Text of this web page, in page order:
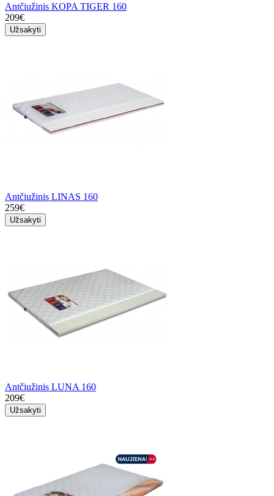
Antčiužinis KOPA TIGER 160
209€
Užsakyti
Antčiužinis LINAS 160
259€
Užsakyti
Antčiužinis LUNA 160
209€
Užsakyti